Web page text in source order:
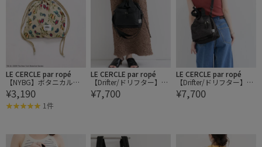
LE CERCLE par ropé
【NYBG】ボタニカル柄
巾着バッグ
¥3,190
1件
LE CERCLE par ropé
【Drifter/ドリフター】HA
NDLE POCKET TOTE
¥7,700
LE CERCLE par ropé
【Drifter/ドリフター】HA
NDLE POCKET TOTE
¥7,700